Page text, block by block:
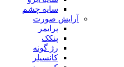
سایه چشم
آرایش صورت
پرایمر
پنکک
رژ گونه
کانسیلر